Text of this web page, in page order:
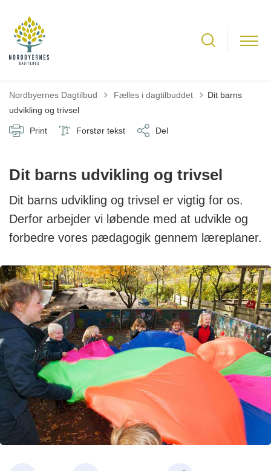
Nordbyernes Dagtilbud Tilbage til
Fælles i dagtilbuddet
Dit barns
udvikling og trivsel
Print Forstør tekst Del
Dit barns udvikling og trivsel
Dit barns udvikling og trivsel er vigtig for os.
Derfor arbejder vi løbende med at udvikle og
forbedre vores pædagogik gennem læreplaner.